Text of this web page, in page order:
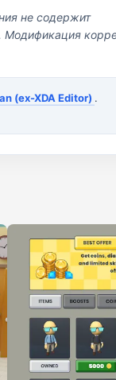
не содержит
Модификация
(ex-XDA Editor) .